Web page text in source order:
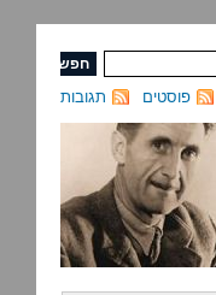
תגובות פוסטים